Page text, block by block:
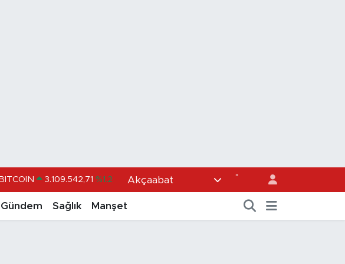
BITCOIN 3.109.542,71 %1.2
DOLAR 47,7436 %0.18
EURO 55,2510 %0.32
Akçaabat °
Gündem Sağlık Manşet